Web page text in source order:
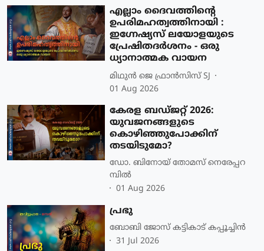
എല്ലാം ദൈവത്തിന്റെ
ഉപരിമഹത്വത്തിനായി :
ഇഗ്നേഷ്യസ് ലയോളയുടെ
പ്രേഷിതദർശനം - ഒരു
ധ്യാനാത്മക വായന
മിഥുന്‍ ജെ ഫ്രാന്‍സിസ് SJ
01 Aug 2026
കേരള ബഡ്ജറ്റ് 2026:
യുവജനങ്ങളുടെ
കൊഴിഞ്ഞുപോക്കിന്
തടയിടുമോ?
ഡോ. ബിനോയ് തോമസ് നെരേപ്പറ
മ്പിൽ
01 Aug 2026
പ്രഭു
ബോബി ജോസ് കട്ടികാട് കപ്പൂച്ചിൻ
31 Jul 2026